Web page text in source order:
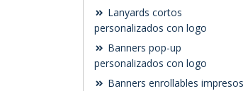
Lanyards cortos
personalizados con logo
Banners pop-up
personalizados con logo
Banners enrollables impresos